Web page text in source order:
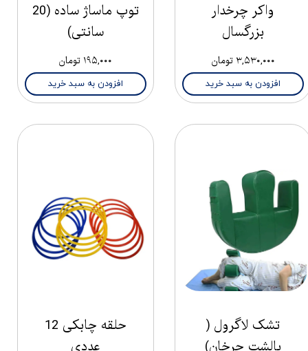
واکر چرخدار
بزرگسال
۳,۵۳۰,۰۰۰ تومان
افزودن به سبد خرید
توپ ماساژ ساده (20
سانتی)
۱۹۵,۰۰۰ تومان
افزودن به سبد خرید
تشک لاگرول (
حلقه چابکی 12